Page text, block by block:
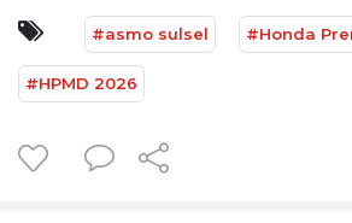
#asmo sulsel #Honda
#HPMD 2026